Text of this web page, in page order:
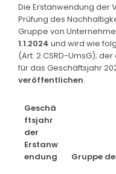
Die Erstanwendung der
Prüfung des
Gruppe von
1.1.2024 und wird wie
(Art. 2 CSRD-UmsG);
für das Geschäftsjahr
veröffentlichen.
Geschä
ftsjahr
der
Erstanw
endung
Gruppe